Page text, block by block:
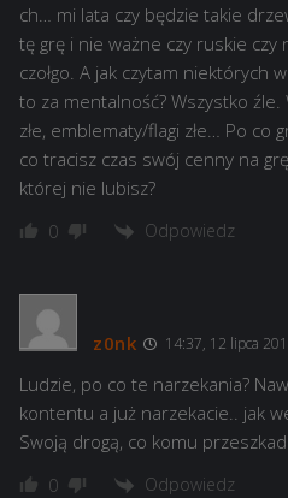
ch… mi lata czy będzie takie
tę grę i nie ważne czy ruskie czy
czołgo. A jak czytam niektórych
to za mentalność? Wszystko źle.
złe, emblematy/flagi złe… Po co
co tracisz czas swój cenny na
której nie lubisz?
0 Odpowiedz
z0nk 14:37, 12 lipca
Ludzie, po co te narzekania?
kontentu a już narzekacie.. jak
Swoją drogą, co komu
0 Odpowiedz